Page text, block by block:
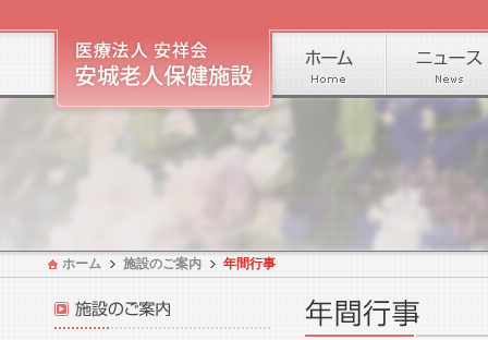
ホーム 施設のご案内 年間行事